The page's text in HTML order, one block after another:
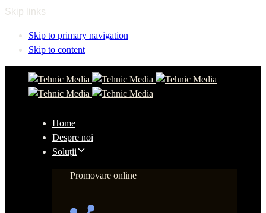
Skip links
Skip to primary navigation
Skip to content
Home
Despre noi
Soluții
Promovare online